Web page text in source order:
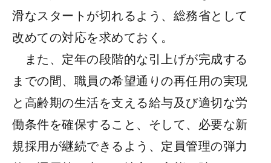
滑なスタートが切れるよう、総務省として
改めての対応を求めておく。
また、定年の段階的な引上げが完成する
までの間、職員の希望通りの再任用の実現
と高齢期の生活を支える給与及び適切な労
働条件を確保すること、そして、必要な新
規採用が継続できるよう、定員管理の弾力